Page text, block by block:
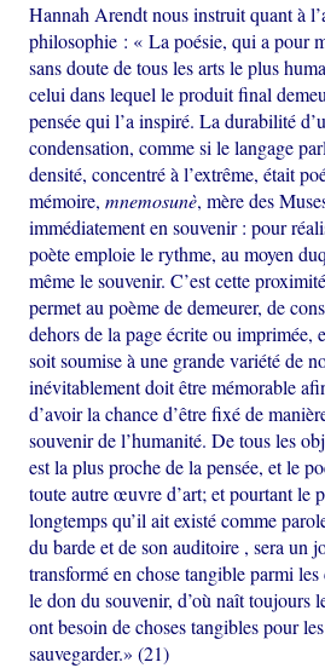
Hannah Arendt nous instruit quant à
philosophie : « La poésie, qui a pour
sans doute de tous les arts le plus
celui dans lequel le produit final
pensée qui l’a inspiré. La durabilité
condensation, comme si le langage
densité, concentré à l’extrême, était
mémoire,mnemosunè, mère des
immédiatement en souvenir : pour
poète emploie le rythme, au moyen
même le souvenir. C’est cette
permet au poème de demeurer, de
dehors de la page écrite ou imprimée,
soit soumise à une grande variété de
inévitablement doit être mémorable
d’avoir la chance d’être fixé de
souvenir de l’humanité. De tous les
est la plus proche de la pensée, et le
toute autre œuvre d’art; et pourtant le
longtemps qu’il ait existé comme
du barde et de son auditoire , sera un
transformé en chose tangible parmi
le don du souvenir, d’où naît toujours
ont besoin de choses tangibles pour
sauvegarder.» (21)